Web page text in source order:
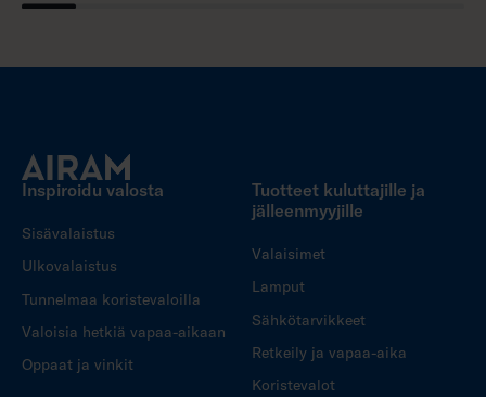
Inspiroidu valosta
Sisävalaistus
Ulkovalaistus
Tunnelmaa koristevaloilla
Valoisia hetkiä vapaa-aikaan
Oppaat ja vinkit
Tuotteet kuluttajille ja
jälleenmyyjille
Valaisimet
Lamput
Sähkötarvikkeet
Retkeily ja vapaa-aika
Koristevalot